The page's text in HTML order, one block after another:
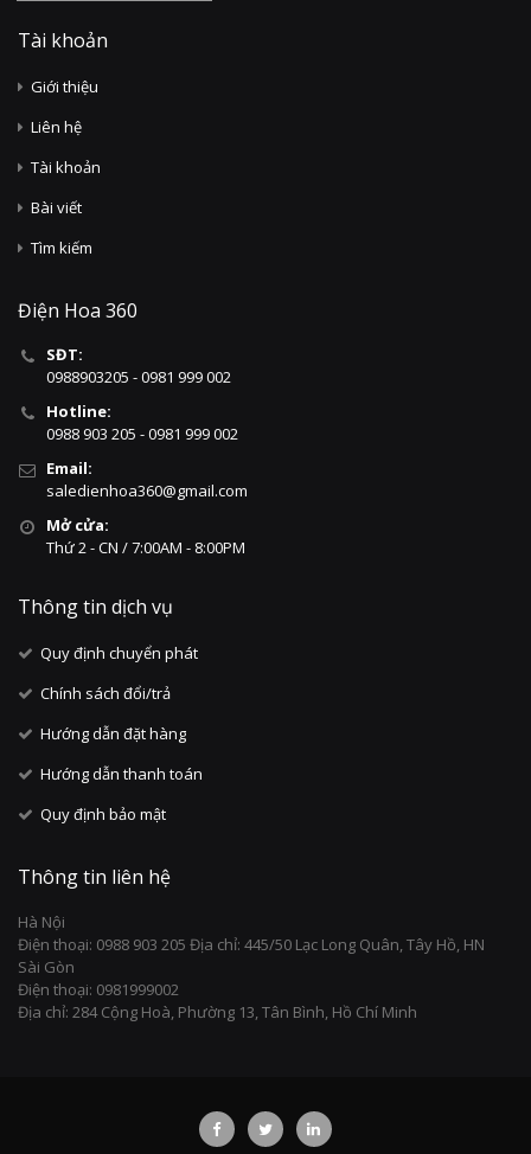
Tài khoản
Giới thiệu
Liên hệ
Tài khoản
Bài viết
Tìm kiếm
Điện Hoa 360
SĐT:
0988903205 - 0981 999 002
Hotline:
0988 903 205 - 0981 999 002
Email:
saledienhoa360@gmail.com
Mở cửa:
Thứ 2 - CN / 7:00AM - 8:00PM
Thông tin dịch vụ
Quy định chuyển phát
Chính sách đổi/trả
Hướng dẫn đặt hàng
Hướng dẫn thanh toán
Quy định bảo mật
Thông tin liên hệ
Hà Nội
Điện thoại: 0988 903 205 Địa chỉ: 445/50 Lạc Long Quân, Tây Hồ, HN
Sài Gòn
Điện thoại: 0981999002
Địa chỉ: 284 Cộng Hoà, Phường 13, Tân Bình, Hồ Chí Minh